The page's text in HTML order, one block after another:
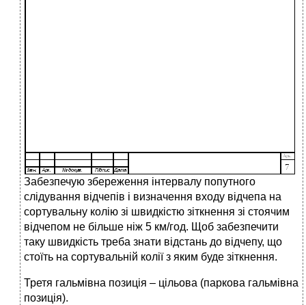
Забезпечую збереження інтервалу попутного
слідування відчепів і визначення входу відчепа на
сортувальну колію зі швидкістю зіткнення зі стоячим
відчепом не більше ніж 5 км/год. Щоб забезпечити
таку швидкість треба знати відстань до відчепу, що
стоїть на сортувальній колії з яким буде зіткнення.
Третя гальмівна позиція – цільова (паркова гальмівна
позиція).